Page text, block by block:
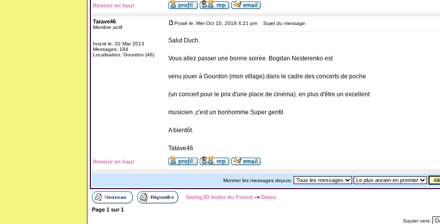
Revenir en haut
Tatave46
Membre actif
Inscrit le: 02 Mar 2013
Messages: 184
Localisation: Gourdon (46)
Posté le: Mer Oct 10, 2018 4:21 pm Sujet du message:
Salut Duch.
Vous allez passer une bonne soirée. Bogdan Nesterenko est
venu jouer à Gourdon (mon village) dans le cadre des concerts de poche
(un concert pour le prix d'une place de cinéma). en plus d'être un excellent
musicien ,c'est un bonhomme Super gentil.
A bientôt.
Tatave46
Revenir en haut
Montrer les messages depuis:
SwingJO Index du Forum -> Dates
Page 1 sur1
Sauter vers: